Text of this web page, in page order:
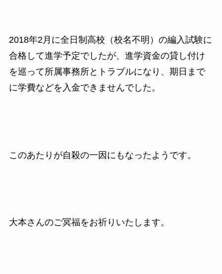
2018年2 月に全日制高校（校名不明）の編入試験に
合格して進学予定でしたが、進学資金の貸し付け
を巡って所属事務所とトラブルになり、期日まで
に学費などを入金できませんでした。
このあたりが自殺の一因にもなったようです。
大本さんのご冥福をお祈りいたします。